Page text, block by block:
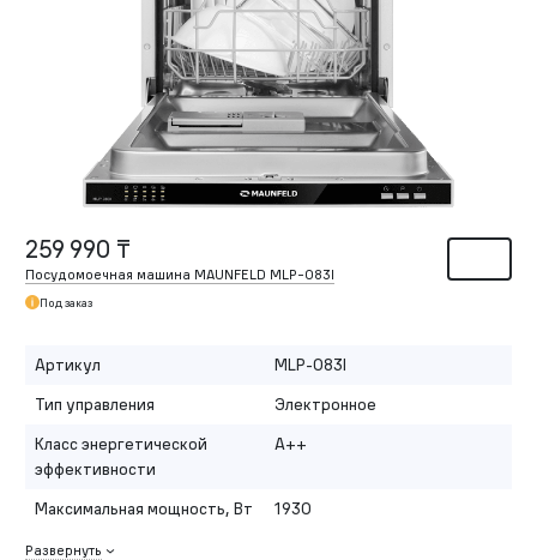
259 990 ₸
Посудомоечная машина MAUNFELD MLP-083I
Под заказ
Артикул
MLP-083I
Тип управления
Электронное
Класс энергетической
эффективности
A++
Максимальная мощность, Вт 1930
Развернуть